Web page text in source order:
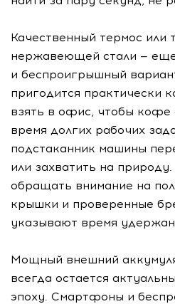
Качественный термос или
нержавеющей стали —
и беспроигрышный
пригодится практически
взять в офис, чтобы кофе
время долгих рабочих
подстаканник машины
или захватить на
обращать внимание на
крышки и проверенные
указывают время
Мощный внешний
всегда остается
эпоху. Смартфоны и